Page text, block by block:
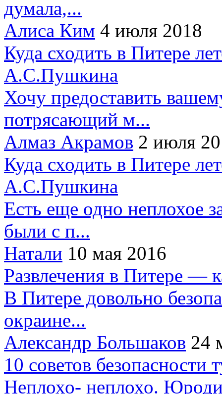
думала,...
Алиса Ким 4 июля 2018
Куда сходить в Питере
А.С.Пушкина
Хочу предоставить
потрясающий м...
Алмаз Акрамов 2 июля
Куда сходить в Питере
А.С.Пушкина
Есть еще одно неплохое
были с п...
Натали 10 мая 2016
Развлечения в Питере —
В Питере довольно
окраине...
Александр Большаков 24
10 советов безопасности
Неплохо- неплохо.